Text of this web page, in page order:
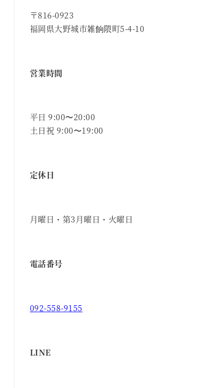
〒816-0923
福岡県大野城市雑餉隈町5-4-10
営業時間
平日 9:00〜20:00
土日祝 9:00〜19:00
定休日
月曜日・第3月曜日・火曜日
電話番号
092-558-9155
LINE